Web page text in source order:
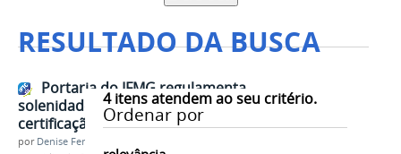
RESULTADO DA BUSCA
4itens atendem ao seu critério.
Ordenar por
Portaria do IFMG regulamenta
solenidades de entrega de
certificação dos cursos técnicos
por Denise Ferreira dos Santos